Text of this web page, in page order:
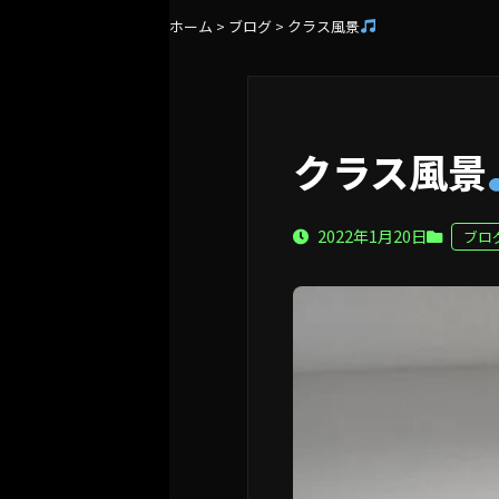
ホーム > ブログ > クラス風景
クラス風景
2022年1月20日 ブロ